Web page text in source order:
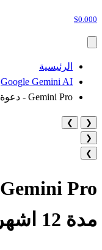
$0.000
الرئيسية
Google Gemini AI
Gemini Pro - دعوة على ايميلك - مدة 12 اشهر
❮
❯
❮
❯
مدة 12 اشهر